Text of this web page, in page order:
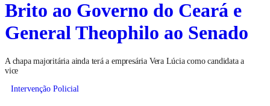
Brito ao Governo do Ceará e
General Theophilo ao Senado
A chapa majoritária ainda terá a empresária Vera Lúcia como candidata a
vice
Intervenção Policial